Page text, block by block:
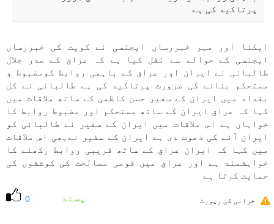
پرتاكيد كی ہے
ايكنا اور مہر خبررساں ايجنسی نے كويت كی خبررساں
ايجنسی كے حوالے سے نقل كيا ہے كہ عراق كے صدر جلال
طالبانی نے ايران اور عراق كے باہمی روابط كومضبوط و
مستحكم بنانے كی ضرورت پرتاكيد كی ہے طالبانی نے كل
بغداد میں ايران كے سفير حسن كاظمی كے ساتھ ملاقات میں
كہا كہ عراق ايران كے ساتھ مستحكم اور مضبوط روابط كا
خواہاں ہے اس ملاقات میں ايران كے سفير نے طالبانی كو
ايران آنے كی دعوت دی ہے ايران كے سفير نےبھی اس ملاقات
میں كہا كہ ايران عراق كے ساتھ قريبی روابط ركھنے كا
خواہشمند ہے اور عراق میں قومی مصالحت كی كوششوں كی
حمايت كرتا ہے
0 پسند خرابی کی رپورٹ